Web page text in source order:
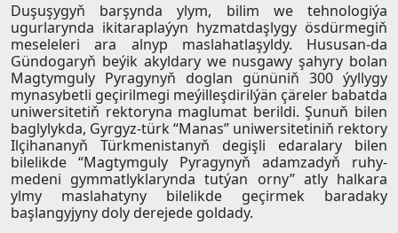
Duşuşygyň barşynda ylym, bilim we tehnologiýa
ugurlarynda ikitaraplaýyn hyzmatdaşlygy ösdürmegiň
meseleleri ara alnyp maslahatlaşyldy. Hususan-da
Gündogaryň beýik akyldary we nusgawy şahyry bolan
Magtymguly Pyragynyň doglan gününiň 300 ýyllygy
mynasybetli geçirilmegi meýilleşdirilýän çäreler babatda
uniwersitetiň rektoryna maglumat berildi. Şunuň bilen
baglylykda, Gyrgyz-türk “Manas” uniwersitetiniň rektory
Ilçihananyň Türkmenistanyň degişli edaralary bilen
bilelikde “Magtymguly Pyragynyň adamzadyň ruhy-
medeni gymmatlyklarynda tutýan orny” atly halkara
ylmy maslahatyny bilelikde geçirmek baradaky
başlangyjyny doly derejede goldady.